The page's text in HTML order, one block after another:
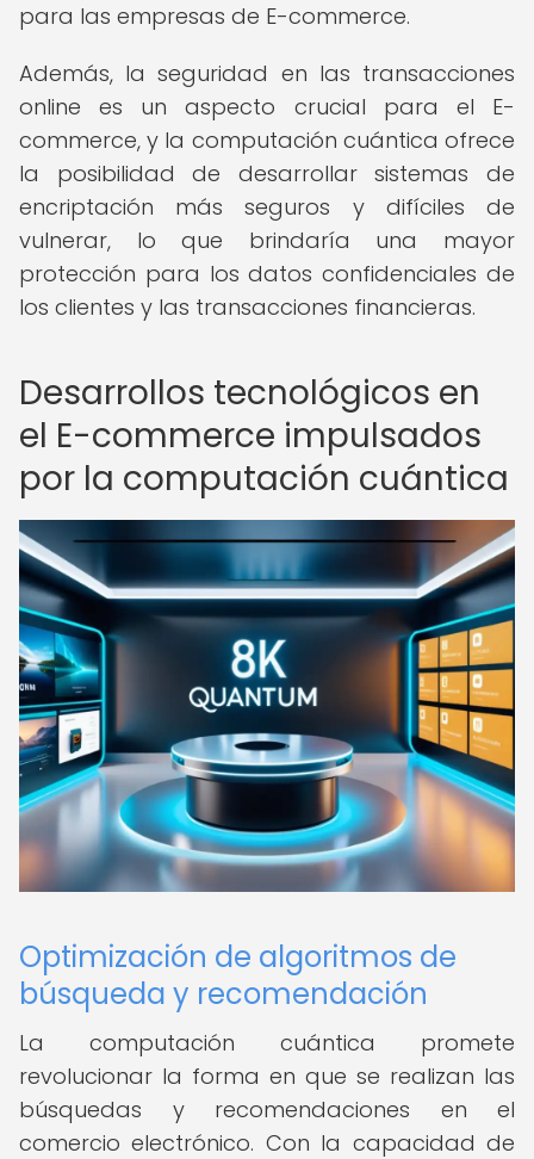
para las empresas de E-commerce.
Además, la seguridad en las transacciones
online es un aspecto crucial para el E-
commerce, y la computación cuántica ofrece
la posibilidad de desarrollar sistemas de
encriptación más seguros y difíciles de
vulnerar, lo que brindaría una mayor
protección para los datos confidenciales de
los clientes y las transacciones financieras.
Desarrollos tecnológicos en
el E-commerce impulsados
por la computación cuántica
Optimización de algoritmos de
búsqueda y recomendación
La computación cuántica promete
revolucionar la forma en que se realizan las
búsquedas y recomendaciones en el
comercio electrónico. Con la capacidad de